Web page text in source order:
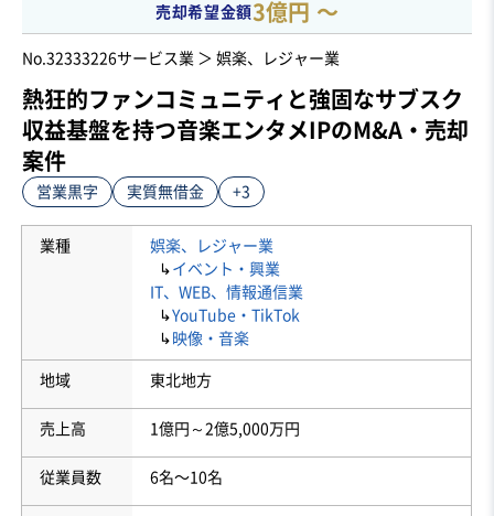
売却希望金額3億円 〜
No.32333226サービス業 ＞ 娯楽、レジャー業
熱狂的ファンコミュニティと強固なサブスク
収益基盤を持つ音楽エンタメIPのM&A・売却
案件
営業黒字 実質無借金 +3
業種
娯楽、レジャー業
↳ イベント・興業
IT、WEB、情報通信業
↳YouTube・TikTok
↳ 映像・音楽
地域 東北地方
売上高 1億円～2億5,000万円
従業員数 6名〜10名